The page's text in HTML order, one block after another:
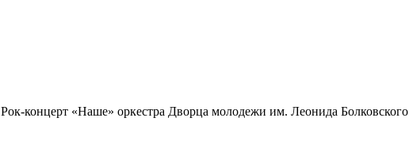
Рок-концерт «Наше» оркестра Дворца молодежи им. Леонида Болковского